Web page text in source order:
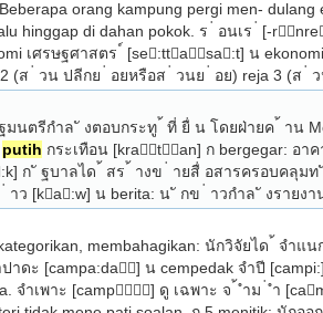
hinggap di dahan pokok. ร ่ อนเร ่ [-
เศรษฐศาสตร ์ [se:ttasa:t] น
(ส ่ วน ปลีกย ่ อยหรือส ่ วนย ่ อย) reja 3 (ส ่ ว
มนตรีกำล ั งตอบกระทู ้ ที่ ยื่ น โดยฝ่ายค ้ าน
putih กระเทือน [kratan] ก bergegar: อา
ก ั ฐบาลได ้ สร ้ างข ่ ายสื่ อสารครอบคลุม
าว [ka:w] น berita: น ั กข ่ าวกำล ั งรายง
membahagikan: นักวิจัยได ้ จำแ
าดะ [campa:da] น cempedak จำปี
จำเพาะ [camp] ดู เฉพาะ จ ้ ำม ่ ำ